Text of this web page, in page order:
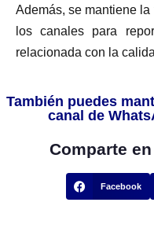
Además, se mantiene
los canales para
relacionada con la
También puedes
canal de
Comparte
Facebook